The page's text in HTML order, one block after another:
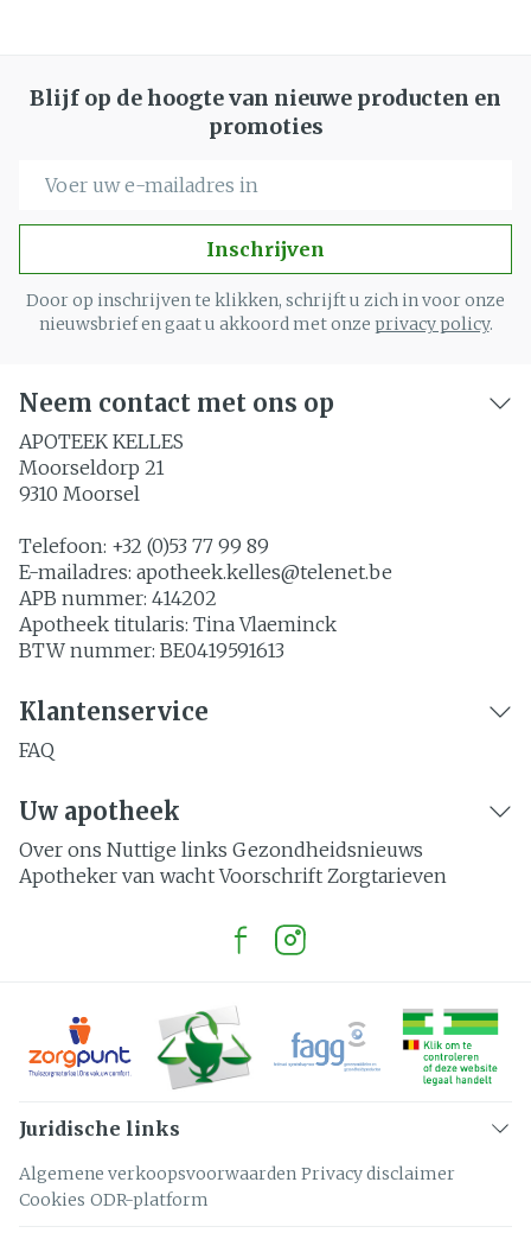
Blijf op de hoogte van nieuwe producten en
promoties
Inschrijven
Door op inschrijven te klikken, schrijft u zich in voor onze
nieuwsbrief en gaat u akkoord met onze privacy policy.
Neem contact met ons op
APOTEEK KELLES
Moorseldorp 21
9310 Moorsel
Telefoon: +32 (0)53 77 99 89
E-mailadres: apotheek.kelles@telenet.be
APB nummer: 414202
Apotheek titularis: Tina Vlaeminck
BTW nummer: BE0419591613
Klantenservice
FAQ
Uw apotheek
Over ons Nuttige links Gezondheidsnieuws
Apotheker van wacht Voorschrift Zorgtarieven
Juridische links
Algemene verkoopsvoorwaarden Privacy disclaimer
Cookies ODR-platform